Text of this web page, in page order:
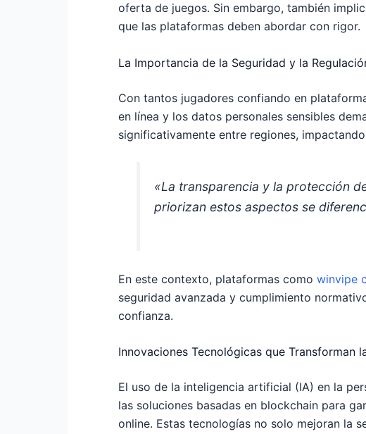
oferta de juegos. Sin embargo, también
que las plataformas deben abordar con rigor.
La Importancia de la Seguridad y la
Con tantos jugadores confiando en
en línea y los datos personales sensibles
significativamente entre regiones,
«La transparencia y la protección
priorizan estos aspectos se
En este contexto, plataformas como winvipe
seguridad avanzada y cumplimiento
confianza.
Innovaciones Tecnológicas que Transforman
El uso de la inteligencia artificial (IA) en la
las soluciones basadas en blockchain para
online. Estas tecnologías no solo mejoran la